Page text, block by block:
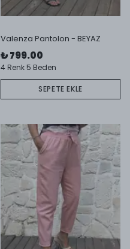
Valenza Pantolon - BEYAZ
₺ 799.00
4 Renk 5 Beden
SEPETE EKLE